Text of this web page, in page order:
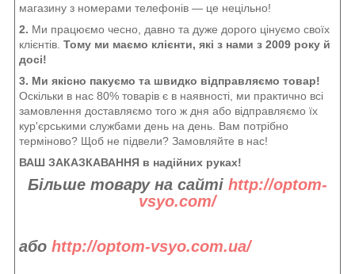
магазину з номерами телефонів — це нецільно!
2. Ми працюємо чесно, давно та дуже дорого цінуємо своїх
клієнтів. Тому ми маємо клієнти, які з нами з 2009 року й
досі!
3. Ми якісно пакуємо та швидко відправляємо товар!
Оскільки в нас 80% товарів є в наявності, ми практично всі
замовлення доставляємо того ж дня або відправляємо їх
кур'єрськими службами день на день. Вам потрібно
терміново? Щоб не підвели? Замовляйте в нас!
ВАШ ЗАКАЗКАВАННЯ в надійних руках!
Більше товару на сайті http://optom-
vsyo.com/
або http://optom-vsyo.com.ua/